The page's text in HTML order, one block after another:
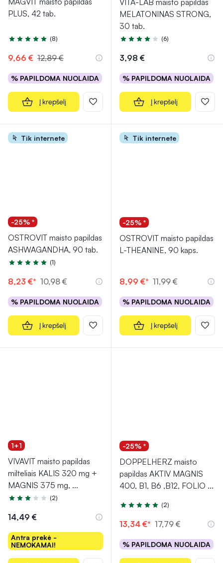
PLUS, 42 tab.
Įvertinimas 5.0 iš 5
(8)
9,66 € 12,89 €
% PAPILDOMA NUOLAIDA
Į krepšelį
VITA-LAB maisto papildas
MELATONINAS STRONG,
30 tab.
Įvertinimas 4.2 iš 5
(6)
3,98 €
% PAPILDOMA NUOLAIDA
Į krepšelį
Tik internete
-25% *
OSTROVIT maisto papildas
ASHWAGANDHA, 90 tab.
Įvertinimas 5.0 iš 5
(1)
8,23 €* 10,98 €
% PAPILDOMA NUOLAIDA
Į krepšelį
Tik internete
-25% *
OSTROVIT maisto papildas
L-THEANINE, 90 kaps.
8,99 €* 11,99 €
% PAPILDOMA NUOLAIDA
Į krepšelį
1+1
VIVAVIT maisto papildas
milteliais KALIS 320 mg +
MAGNIS 375 mg, ...
Įvertinimas 3.0 iš 5
(2)
14,49 €
Antra prekė -
NEMOKAMAI!
-25% *
DOPPELHERZ maisto
papildas AKTIV MAGNIS
400, B1, B6 ,B12, FOLIO ...
Įvertinimas 5.0 iš 5
(2)
13,34 €* 17,79 €
% PAPILDOMA NUOLAIDA